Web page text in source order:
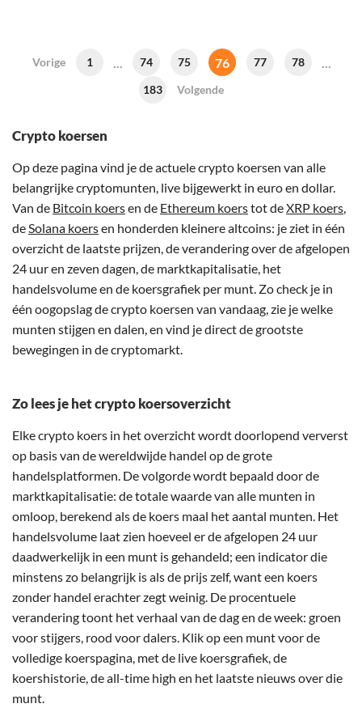
Vorige 1 74 75 76 77 78
183 Volgende
Crypto koersen
Op deze pagina vind je de actuele crypto koersen van alle
belangrijke cryptomunten, live bijgewerkt in euro en dollar.
Van de Bitcoin koersen de Ethereum koerstot deXRP koers,
deSolana koersen honderden kleinere altcoins: je ziet in één
overzicht de laatste prijzen, de verandering over de afgelopen
24 uur en zeven dagen, de marktkapitalisatie, het
handelsvolume en de koersgrafiek per munt. Zo check je in
één oogopslag de crypto koersen van vandaag, zie je welke
munten stijgen en dalen, en vind je direct de grootste
bewegingen in de cryptomarkt.
Zo lees je het crypto koersoverzicht
Elke crypto koers in het overzicht wordt doorlopend ververst
op basis van de wereldwijde handel op de grote
handelsplatformen. De volgorde wordt bepaald door de
marktkapitalisatie: de totale waarde van alle munten in
omloop, berekend als de koers maal het aantal munten. Het
handelsvolume laat zien hoeveel er de afgelopen 24 uur
daadwerkelijk in een munt is gehandeld; een indicator die
minstens zo belangrijk is als de prijs zelf, want een koers
zonder handel erachter zegt weinig. De procentuele
verandering toont het verhaal van de dag en de week: groen
voor stijgers, rood voor dalers. Klik op een munt voor de
volledige koerspagina, met de live koersgrafiek, de
koershistorie, de all-time high en het laatste nieuws over die
munt.